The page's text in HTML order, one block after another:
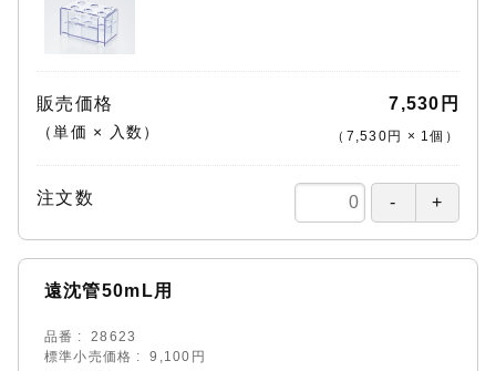
販売価格
（単価 × 入数）
7,530円
（ 7,530円 × 1個 ）
注文数
遠沈管50mL用
品番
28623
標準小売価格
9,100円